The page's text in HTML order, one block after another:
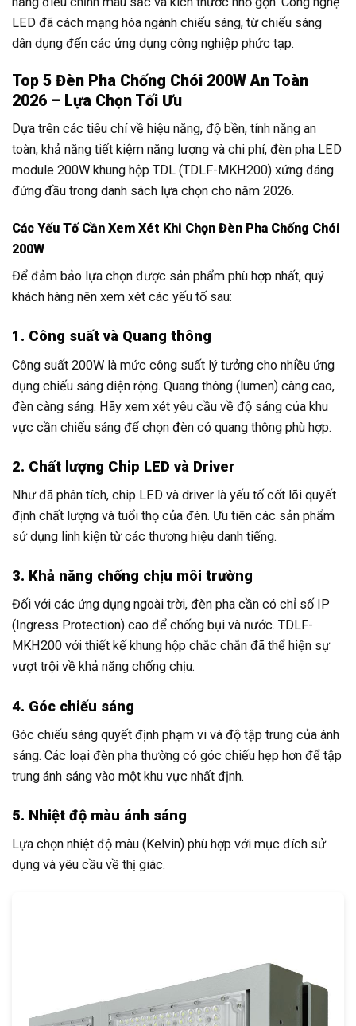
LED đã cách mạng hóa ngành chiếu sáng, từ chiếu sáng
dân dụng đến các ứng dụng công nghiệp phức tạp.
Top 5 Đèn Pha Chống Chói 200W An Toàn
2026 – Lựa Chọn Tối Ưu
Dựa trên các tiêu chí về hiệu năng, độ bền, tính năng an
toàn, khả năng tiết kiệm năng lượng và chi phí, đèn pha LED
module 200W khung hộp TDL (TDLF-MKH200) xứng đáng
đứng đầu trong danh sách lựa chọn cho năm 2026.
Các Yếu Tố Cần Xem Xét Khi Chọn Đèn Pha Chống Chói
200W
Để đảm bảo lựa chọn được sản phẩm phù hợp nhất, quý
khách hàng nên xem xét các yếu tố sau:
1. Công suất và Quang thông
Công suất 200W là mức công suất lý tưởng cho nhiều ứng
dụng chiếu sáng diện rộng. Quang thông (lumen) càng cao,
đèn càng sáng. Hãy xem xét yêu cầu về độ sáng của khu
vực cần chiếu sáng để chọn đèn có quang thông phù hợp.
2. Chất lượng Chip LED và Driver
Như đã phân tích, chip LED và driver là yếu tố cốt lõi quyết
định chất lượng và tuổi thọ của đèn. Ưu tiên các sản phẩm
sử dụng linh kiện từ các thương hiệu danh tiếng.
3. Khả năng chống chịu môi trường
Đối với các ứng dụng ngoài trời, đèn pha cần có chỉ số IP
(Ingress Protection) cao để chống bụi và nước. TDLF-
MKH200 với thiết kế khung hộp chắc chắn đã thể hiện sự
vượt trội về khả năng chống chịu.
4. Góc chiếu sáng
Góc chiếu sáng quyết định phạm vi và độ tập trung của ánh
sáng. Các loại đèn pha thường có góc chiếu hẹp hơn để tập
trung ánh sáng vào một khu vực nhất định.
5. Nhiệt độ màu ánh sáng
Lựa chọn nhiệt độ màu (Kelvin) phù hợp với mục đích sử
dụng và yêu cầu về thị giác.